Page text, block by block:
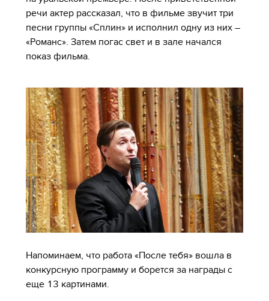
речи актер рассказал, что в фильме звучит три
песни группы «Сплин» и исполнил одну из них –
«Романс». Затем погас свет и в зале начался
показ фильма.
Напоминаем, что работа «После тебя» вошла в
конкурсную программу и борется за награды с
еще 13 картинами.